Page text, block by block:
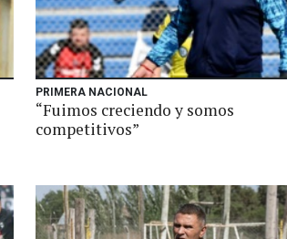
PRIMERA NACIONAL
“Fuimos creciendo y somos
competitivos”